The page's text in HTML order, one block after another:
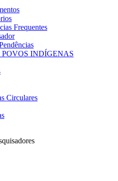
Frequentes
POVOS INDÍGENAS
Circulares